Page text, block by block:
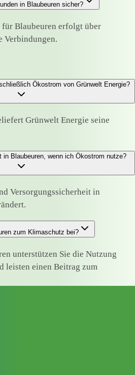
in Blaubeuren sicher?
Blaubeuren erfolgt über
Verbindungen.
Ökostrom von Grünwelt Energie?
Grünwelt Energie seine
Blaubeuren, wenn ich Ökostrom nutze?
Versorgungssicherheit in
zum Klimaschutz bei?
unterstützen Sie die Nutzung
leisten einen Beitrag zum